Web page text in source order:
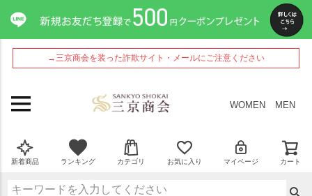
→三京商会を装った詐欺サイト・メールにご注意ください
WOMEN MEN
新着商品 ランキング カテゴリ お気に入り マイページ カート
ペー
ジト
ップ
へ